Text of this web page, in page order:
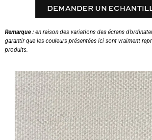
DEMANDER UN
Remarque : en raison des variations des écrans
garantir que les couleurs présentées ici sont vraiment
produits.